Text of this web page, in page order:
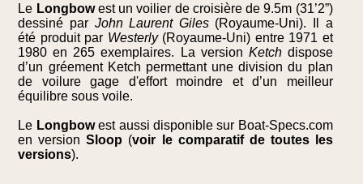
Le Longbowest un voilier de croisière de 9.5m (31’2”)
dessiné par John Laurent Giles(Royaume-Uni). Il a
été produit par Westerly(Royaume-Uni) entre 1971 et
1980 en 265 exemplaires. La version Ketchdispose
d’un gréement Ketch permettant une division du plan
de voilure gage d'effort moindre et d’un meilleur
équilibre sous voile.
Le Longbowest aussi disponible sur Boat-Specs.com
en versionSloop (voir le comparatif de toutes les
versions).